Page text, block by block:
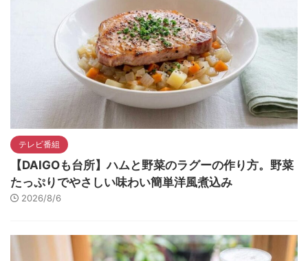
テレビ番組
【DAIGOも台所】ハムと野菜のラグーの作り方。野菜
たっぷりでやさしい味わい簡単洋風煮込み
2026/8/6